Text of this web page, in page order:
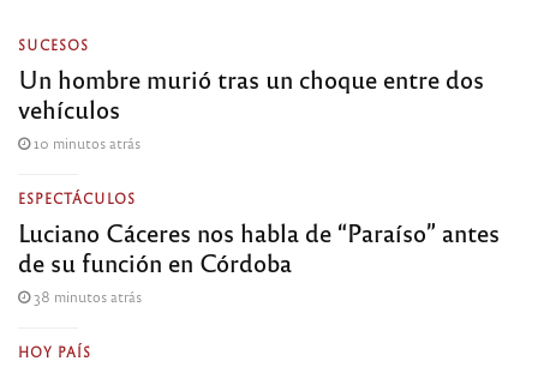
SUCESOS
Un hombre murió tras un choque entre dos
vehículos
10 minutos atrás
ESPECTÁCULOS
Luciano Cáceres nos habla de “Paraíso” antes
de su función en Córdoba
38 minutos atrás
HOY PAÍS